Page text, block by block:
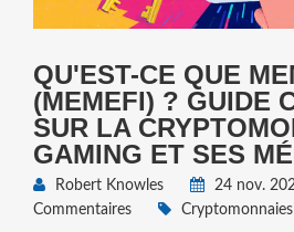
QU'EST-CE QUE
(MEMEFI) ? GUIDE
SUR LA
GAMING ET SES
Robert Knowles 24 nov.
Commentaires
Cryptomonnaies